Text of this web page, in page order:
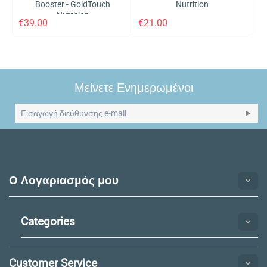
Booster - GoldTouch
Nutrition
€39.00
Nutrition
€21.00
Μείνετε Ενημερωμένοι
Ο Λογαριασμός μου
Categories
Customer Service